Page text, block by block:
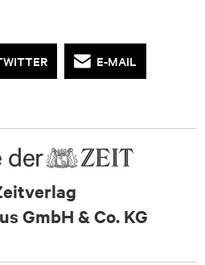
E-MAIL
GmbH & Co. KG